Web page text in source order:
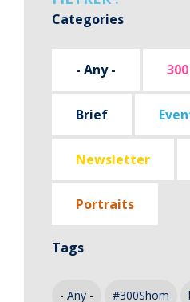
Categories
- Any -
Brief
Newsletter
Portraits
Tags
- Any - #300Shom